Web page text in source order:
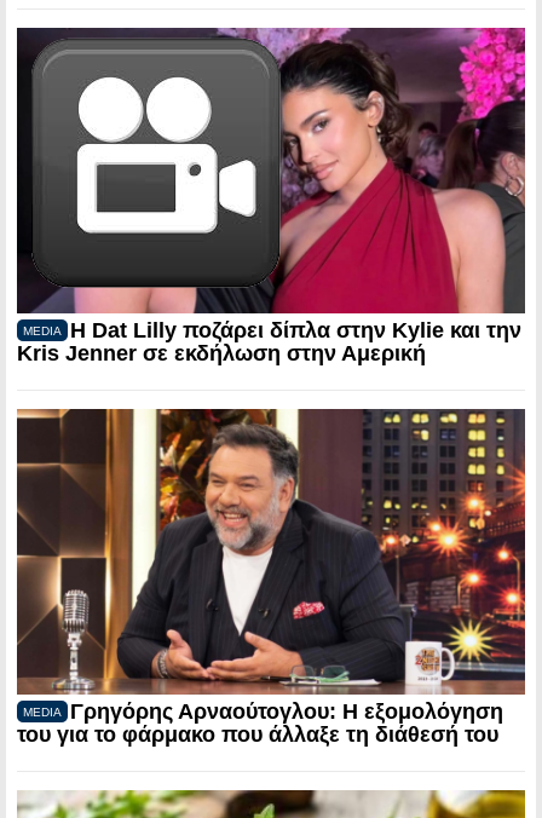
MEDIA
Η Dat Lilly ποζάρει δίπλα στην Kylie και την
Kris Jenner σε εκδήλωση στην Αμερική
MEDIA
Γρηγόρης Αρναούτογλου: Η εξομολόγηση
του για το φάρμακο που άλλαξε τη διάθεσή του